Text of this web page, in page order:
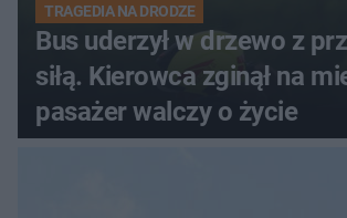
TRAGEDIA NA DRODZE
Bus uderzył w drzewo z
siłą. Kierowca zginął na
pasażer walczy o życie